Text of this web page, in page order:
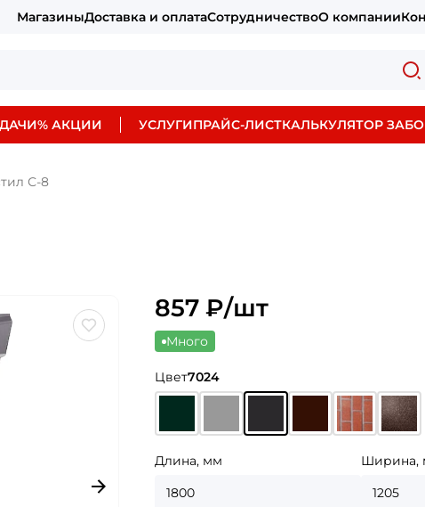
МагазиныДоставка и оплатаСотрудничествоО компании
% АКЦИИ УСЛУГИПРАЙС-ЛИСТКАЛЬКУЛЯТОР
С-8
857₽/шт
Много
Цвет7024
Длина, мм
1800
Ширина,
1205